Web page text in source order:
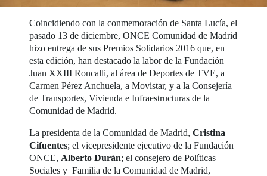
Coincidiendo con la conmemoración de Santa Lucía, el
pasado 13 de diciembre, ONCE Comunidad de Madrid
hizo entrega de sus Premios Solidarios 2016 que, en
esta edición, han destacado la labor de la Fundación
Juan XXIII Roncalli, al área de Deportes de TVE, a
Carmen Pérez Anchuela, a Movistar, y a la Consejería
de Transportes, Vivienda e Infraestructuras de la
Comunidad de Madrid.
La presidenta de la Comunidad de Madrid,Cristina
Cifuentes; el vicepresidente ejecutivo de la Fundación
ONCE, Alberto Durán; el consejero de Políticas
Sociales y Familia de la Comunidad de Madrid,